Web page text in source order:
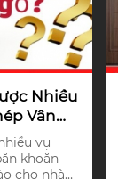
Vân
vụ
khoăn
cho nhà